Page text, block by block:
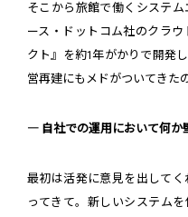
そこから旅館で働くシステ
ース・ドットコム社のクラ
クト』を約1年がかりで開発
営再建にもメドがついてきた
― 自社での運用において何か
最初は活発に意見を出して
ってきて。新しいシステムを